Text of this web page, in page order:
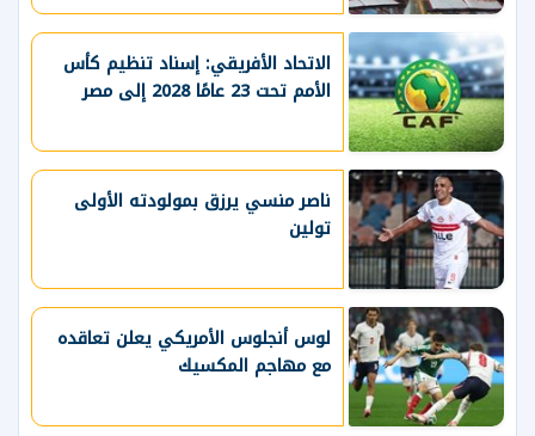
الاتحاد الأفريقي: إسناد تنظيم كأس
الأمم تحت 23 عامًا 2028 إلى مصر
ناصر منسي يرزق بمولودته الأولى
تولين
لوس أنجلوس الأمريكي يعلن تعاقده
مع مهاجم المكسيك